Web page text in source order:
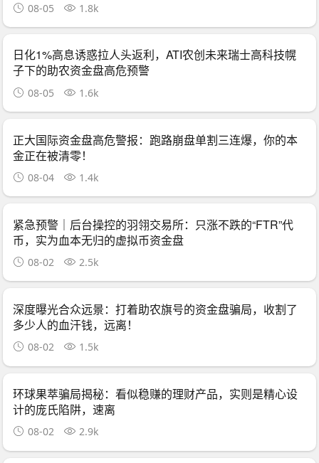
08-05 1.8k
日化1%高息诱惑拉人头返利，ATI农创未来瑞士高科技幌
子下的助农资金盘高危预警
08-05 1.6k
正大国际资金盘高危警报：跑路崩盘单割三连爆，你的本
金正在被清零！
08-04 1.4k
紧急预警｜后台操控的羽翎交易所：只涨不跌的“FTR”代
币，实为血本无归的虚拟币资金盘
08-02 2.5k
深度曝光合众远景：打着助农旗号的资金盘骗局，收割了
多少人的血汗钱，远离！
08-02 1.5k
环球果萃骗局揭秘：看似稳赚的理财产品，实则是精心设
计的庞氏陷阱，速离
08-02 2.9k